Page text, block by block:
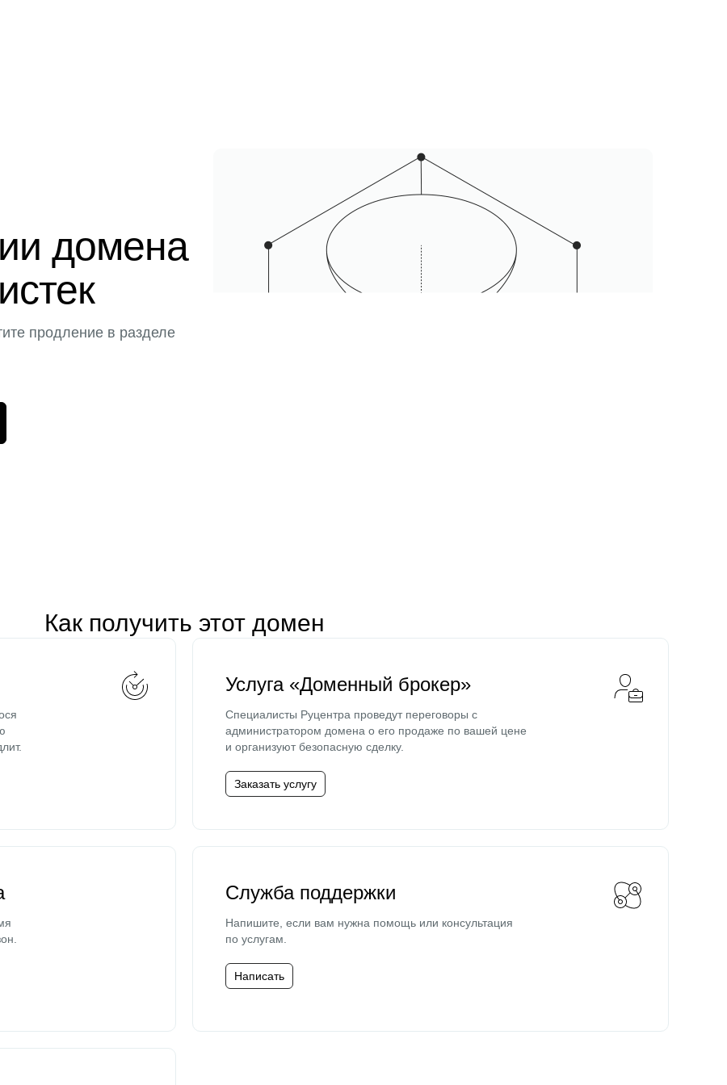
домена
продление в разделе
Как получить этот домен
Услуга «Доменный брокер»
Специалисты Руцентра проведут переговоры с
администратором домена о его продаже по вашей цене
и организуют безопасную сделку.
Заказать услугу
Служба поддержки
Напишите, если вам нужна помощь или консультация
по услугам.
Написать